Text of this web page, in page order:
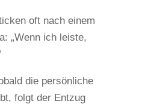
oft nach einem
„Wenn ich leiste,
die persönliche
folgt der Entzug